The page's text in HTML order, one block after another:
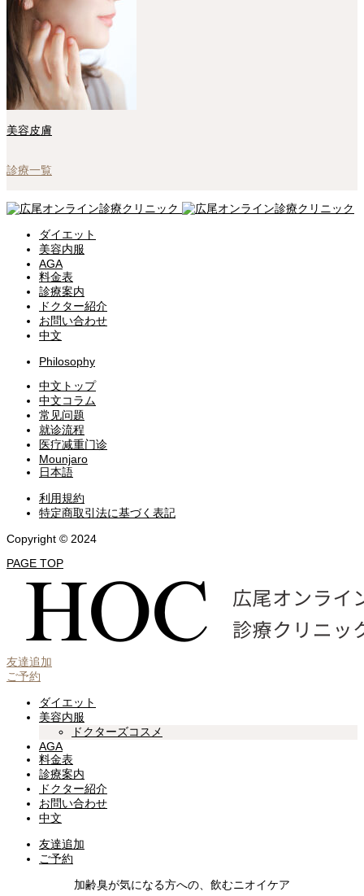
美容皮膚
診療一覧
ダイエット
美容内服
AGA
料金表
診療案内
ドクター紹介
お問い合わせ
中文
Philosophy
中文トップ
中文コラム
常见问题
就诊流程
医疗减重门诊
Mounjaro
日本語
利用規約
特定商取引法に基づく表記
Copyright © 2024
PAGE TOP
友達追加
ご予約
ダイエット
美容内服
ドクターズコスメ
AGA
料金表
診療案内
ドクター紹介
お問い合わせ
中文
友達追加
ご予約
加齢臭が気になる方への、飲むニオイケア